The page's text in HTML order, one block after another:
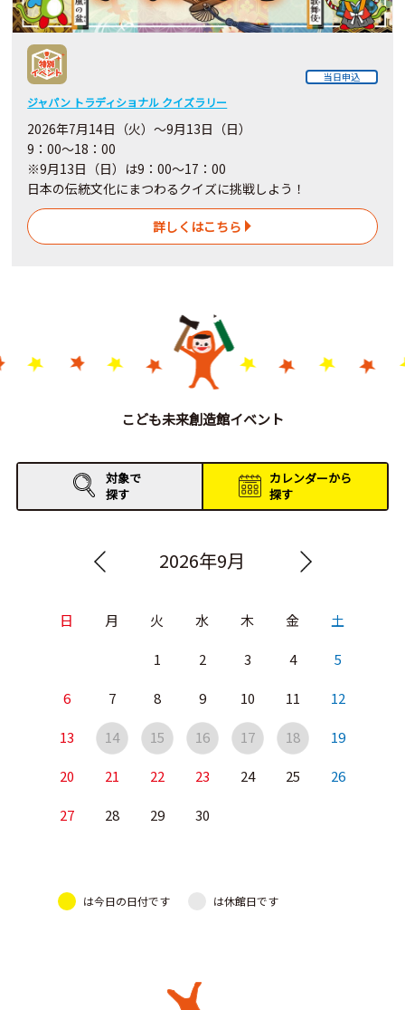
当日申込
ジャパン トラディショナル クイズラリー
2026年7月14日（火）～9月13日（日）
9：00～18：00
※9月13日（日）は9：00～17：00
日本の伝統文化にまつわるクイズに挑戦しよう！
詳しくはこちら
こども未来創造館イベント
対象で
探す
カレンダーから
探す
2026年9月
日 月 火 水 木 金 土
1 2 3 4 5
6 7 8 9 10 11 12
13 14 15 16 17 18 19
20 21 22 23 24 25 26
27 28 29 30
は今日の日付です は休館日です